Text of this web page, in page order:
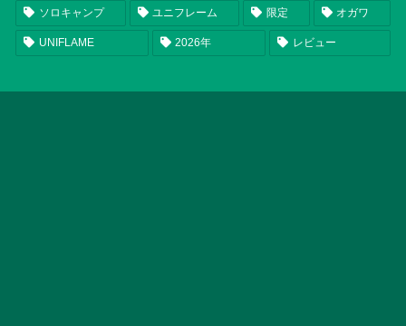
ソロキャンプ ユニフレーム 限定 オガワ
UNIFLAME 2026年 レビュー